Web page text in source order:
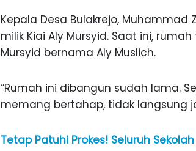
Kepala Desa Bulakrejo,
milik Kiai Aly Mursyid. Saat ini,
Mursyid bernama Aly Muslich.
“Rumah ini dibangun sudah lama.
memang bertahap, tidak langsung
Tetap Patuhi Prokes! Seluruh